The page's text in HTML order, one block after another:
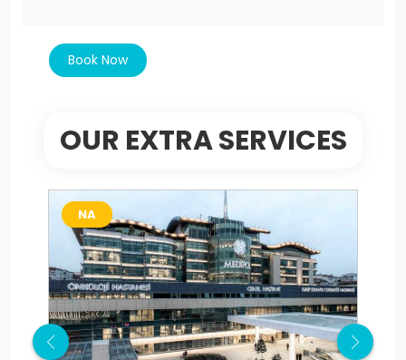
Book Now
OUR EXTRA SERVICES
NA